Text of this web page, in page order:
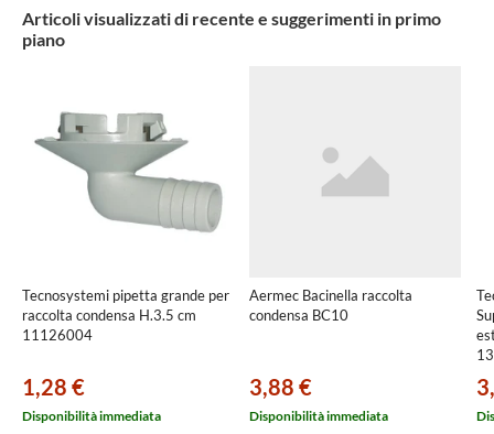
Articoli visualizzati di recente e suggerimenti in primo
piano
Tecnosystemi pipetta grande per
raccolta condensa H.3.5 cm
11126004
1,28 €
Disponibilità immediata
Aermec Bacinella raccolta
condensa BC10
3,88 €
Disponibilità immediata